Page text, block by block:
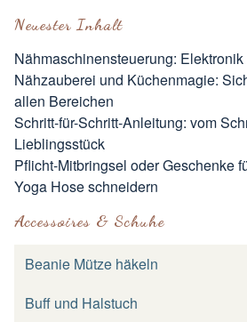
Neuester Inhalt
Nähmaschinensteuerung:
Nähzauberei und Küchenmagie:
allen Bereichen
Schritt-für-Schritt-Anleitung: vom
Lieblingsstück
Pflicht-Mitbringsel oder Geschenke
Yoga Hose schneidern
Accessoires & Schuhe
Beanie Mütze häkeln
Buff und Halstuch